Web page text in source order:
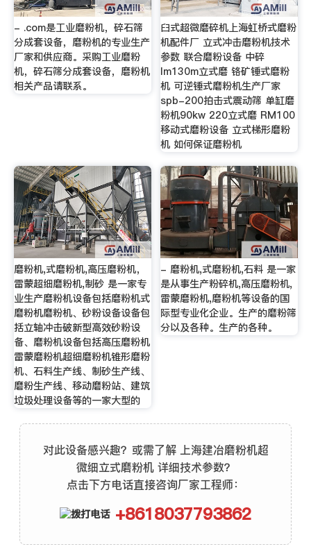
- .com是工业磨粉机，碎石筛
分成套设备，磨粉机的专业生产
厂家和供应商。采购工业磨粉
机，碎石筛分成套设备，磨粉机
相关产品请联系。
臼式超微磨碎机上海虹桥式磨粉
机配件厂 立式冲击磨粉机技术
参数 联合磨粉设备 中碎
lm130m立式磨 铬矿锤式磨粉
机 可逆锤式磨粉机生产厂家
spb-200拍击式震动筛 单缸磨
粉机90kw 220立式磨 RM100
移动式磨粉设备 立式梯形磨粉
机 如何保证磨粉机
磨粉机,式磨粉机,高压磨粉机，
雷蒙超细磨粉机,制砂 是一家专
业生产磨粉机设备包括磨粉机式
磨粉机磨粉机、砂粉设备设备包
括立轴冲击破新型高效砂粉设
备、磨粉机设备包括高压磨粉机
雷蒙磨粉机超细磨粉机锥形磨粉
机、石料生产线、制砂生产线、
磨粉生产线、移动磨粉站、建筑
垃圾处理设备等的一家大型的
- 磨粉机,式磨粉机,石料 是一家
是从事生产粉碎机,高压磨粉机,
雷蒙磨粉机,磨粉机等设备的国
际型专业化企业。生产的磨粉筛
分以及各种。生产的各种。
对此设备感兴趣？或需了解 上海建冶磨粉机超
微细立式磨粉机 详细技术参数？
点击下方电话直接咨询厂家工程师：
+8618037793862